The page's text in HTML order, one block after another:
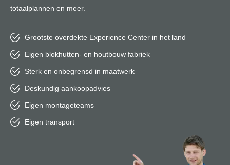
totaalplannen en meer.
Grootste overdekte Experience Center in het land
Eigen blokhutten- en houtbouw fabriek
Sterk en onbegrensd in maatwerk
Deskundig aankoopadvies
Eigen montageteams
Eigen transport